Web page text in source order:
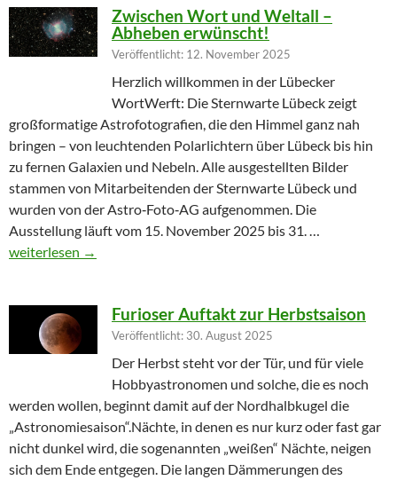
Zwischen Wort und Weltall –
Abheben erwünscht!
Veröffentlicht: 12. November 2025
Herzlich willkommen in der Lübecker
WortWerft: Die Sternwarte Lübeck zeigt
großformatige Astrofotografien, die den Himmel ganz nah
bringen – von leuchtenden Polarlichtern über Lübeck bis hin
zu fernen Galaxien und Nebeln. Alle ausgestellten Bilder
stammen von Mitarbeitenden der Sternwarte Lübeck und
wurden von der Astro‑Foto‑AG aufgenommen. Die
Ausstellung läuft vom 15. November 2025 bis 31. …
Zwischen Wort und Weltall – Abheben erwünscht!
weiterlesen →
Furioser Auftakt zur Herbstsaison
Veröffentlicht: 30. August 2025
Der Herbst steht vor der Tür, und für viele
Hobbyastronomen und solche, die es noch
werden wollen, beginnt damit auf der Nordhalbkugel die
„Astronomiesaison“.Nächte, in denen es nur kurz oder fast gar
nicht dunkel wird, die sogenannten „weißen“ Nächte, neigen
sich dem Ende entgegen. Die langen Dämmerungen des